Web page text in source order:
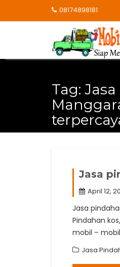
08174898181
Tag:
Jasa
April 12,
Jasa
Pindahan
mobil –
Jasa